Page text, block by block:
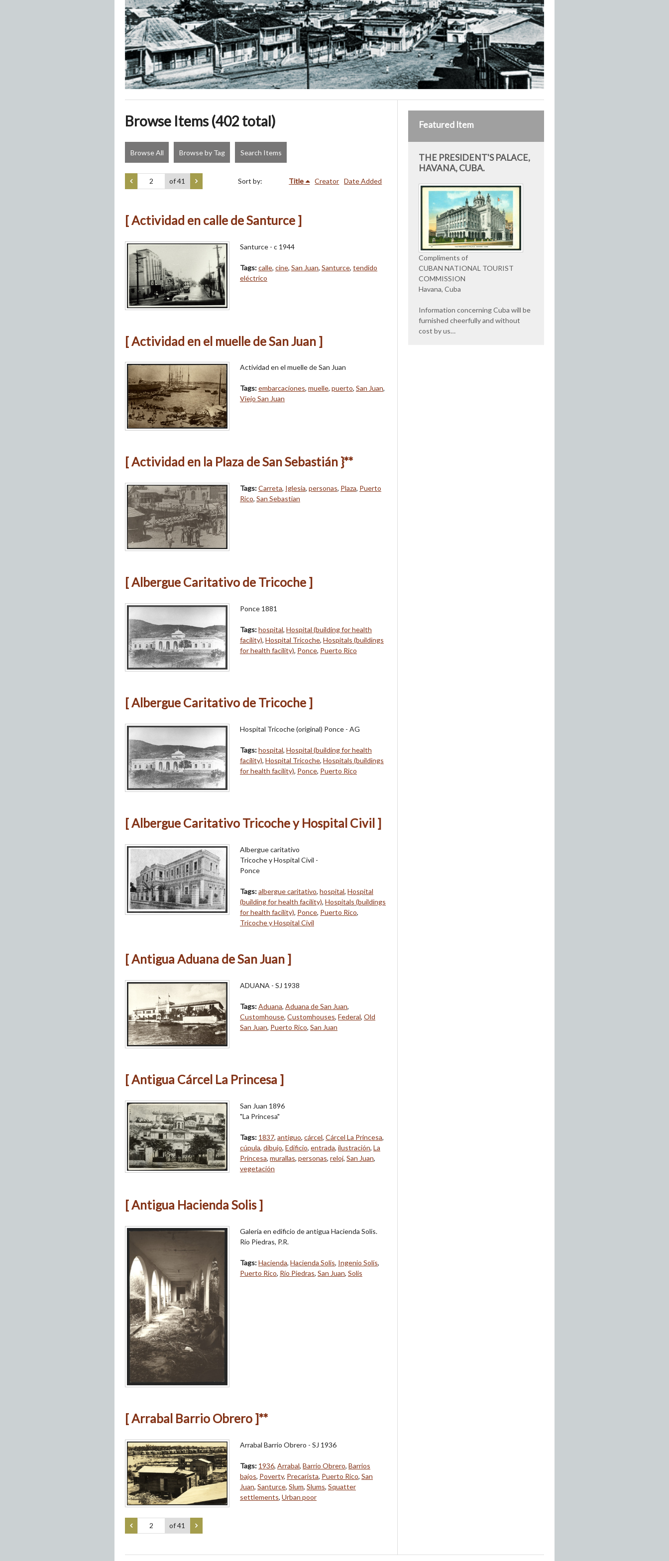
Browse Items (402 total)
Browse All Browse by Tag Search Items
of 41 Sort by: Title Creator Date Added
[ Actividad en calle de Santurce ]
Santurce - c 1944
Tags:calle, cine, San Juan, Santurce, tendido
eléctrico
[ Actividad en el muelle de San Juan ]
Actividad en el muelle de San Juan
Tags:embarcaciones, muelle, puerto, San Juan,
Viejo San Juan
[ Actividad en la Plaza de San Sebastián }**
Tags:Carreta, Iglesia, personas, Plaza, Puerto
Rico, San Sebastian
[ Albergue Caritativo de Tricoche ]
Ponce 1881
Tags:hospital, Hospital (building for health
facility), Hospital Tricoche, Hospitals (buildings
for health facility), Ponce, Puerto Rico
[ Albergue Caritativo de Tricoche ]
Hospital Tricoche (original) Ponce - AG
Tags:hospital, Hospital (building for health
facility), Hospital Tricoche, Hospitals (buildings
for health facility), Ponce, Puerto Rico
[ Albergue Caritativo Tricoche y Hospital Civil ]
Albergue caritativo
Tricoche y Hospital Civil -
Ponce
Tags:albergue caritativo, hospital, Hospital
(building for health facility), Hospitals (buildings
for health facility), Ponce, Puerto Rico,
Tricoche y Hospital Civil
[ Antigua Aduana de San Juan ]
ADUANA - SJ 1938
Tags:Aduana, Aduana de San Juan,
Customhouse, Customhouses, Federal, Old
San Juan, Puerto Rico, San Juan
[ Antigua Cárcel La Princesa ]
San Juan 1896
"La Princesa"
Tags: 1837, antiguo, cárcel, Cárcel La Princesa,
cúpula, dibujo, Edificio, entrada, ilustración, La
Princesa, murallas, personas, reloj, San Juan,
vegetación
[ Antigua Hacienda Solis ]
Galería en edificio de antigua Hacienda Solis.
Río Piedras, P.R.
Tags:Hacienda, Hacienda Solis, Ingenio Solís,
Puerto Rico, Río Piedras, San Juan, Solis
[ Arrabal Barrio Obrero ]**
Arrabal Barrio Obrero - SJ 1936
Tags: 1936, Arrabal, Barrio Obrero, Barrios
bajos, Poverty, Precarista, Puerto Rico, San
Juan, Santurce, Slum, Slums, Squatter
settlements, Urban poor
of 41
Featured Item
THE PRESIDENT'S PALACE,
HAVANA, CUBA.
Compliments of
CUBAN NATIONAL TOURIST
COMMISSION
Havana, Cuba
Information concerning Cuba will be
furnished cheerfully and without
cost by us…